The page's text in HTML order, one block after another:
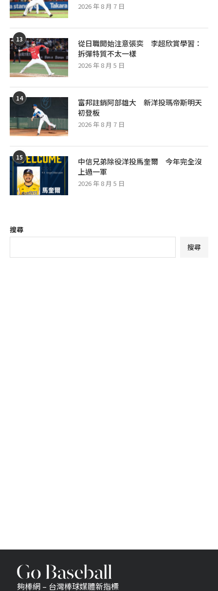
2026 年 8 月 7 日
13
從日職開始注意張奕 李超欣賞學習：
拆彈特質不太一樣
2026 年 8 月 5 日
14
富邦註銷阿部雄大 新洋投瑪帝斯明天
初登板
2026 年 8 月 7 日
15
中信兄弟除役洋投馬奎爾 今年完全沒
上過一軍
2026 年 8 月 5 日
搜尋
搜尋
夠棒網 – 台灣棒球媒體新指標